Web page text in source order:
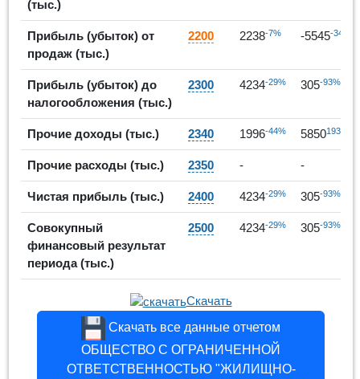
(тыс.)
Прибыль (убыток) от
продаж (тыс.)
2200 2238-7% -5545-348%
Прибыль (убыток) до
налогообложения (тыс.)
2300 4234-29% 305-93%
Прочие доходы (тыс.) 2340 1996-44% 5850193%
Прочие расходы (тыс.) 2350 - -
Чистая прибыль (тыс.) 2400 4234-29% 305-93%
Совокупный
финансовый результат
периода (тыс.)
2500 4234-29% 305-93%
Скачать
Скачать все данные отчетом
ОБЩЕСТВО С ОГРАНИЧЕННОЙ
ОТВЕТСТВЕННОСТЬЮ "ЖИЛИЩНО-